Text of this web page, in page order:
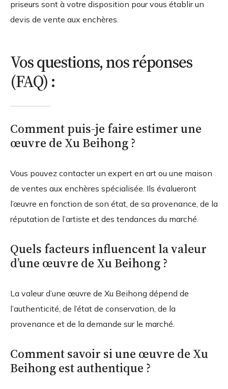
priseurs sont à votre disposition pour vous établir un
devis de vente aux enchères.
Vos questions, nos réponses
(FAQ) :
Comment puis-je faire estimer une
œuvre de Xu Beihong ?
Vous pouvez contacter un expert en art ou une maison
de ventes aux enchères spécialisée. Ils évalueront
l’œuvre en fonction de son état, de sa provenance, de la
réputation de l’artiste et des tendances du marché.
Quels facteurs influencent la valeur
d’une œuvre de Xu Beihong ?
La valeur d’une œuvre de Xu Beihong dépend de
l’authenticité, de l’état de conservation, de la
provenance et de la demande sur le marché.
Comment savoir si une œuvre de Xu
Beihong est authentique ?